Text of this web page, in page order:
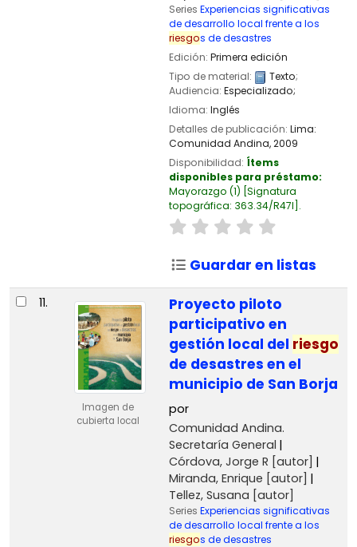
Series Experiencias significativas
de desarrollo local frente a los
riesgos de desastres
Edición: Primera edición
Tipo de material:
Texto;
Audiencia: Especializado;
Idioma: Inglés
Detalles de publicación: Lima:
Comunidad Andina,2009
Disponibilidad: Ítems
disponibles para préstamo:
Mayorazgo (1) Signatura
topográfica: 363.34/R47I .
Guardar en listas
11.
Imagen de
cubierta local
Proyecto piloto
participativo en
gestión local del riesgo
de desastres en el
municipio de San Borja
por
Comunidad Andina.
Secretaría General
Córdova, Jorge R [autor]
Miranda, Enrique [autor]
Tellez, Susana [autor]
Series Experiencias significativas
de desarrollo local frente a los
riesgos de desastres